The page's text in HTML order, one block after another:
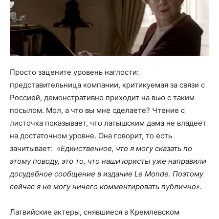
Просто зацените уровень наглости:
представительница компании, критикуемая за связи с
Россией, демонстративно приходит на вью с таким
посылом. Мол, а что вы мне сделаете? Чтение с
листочка показывает, что латышским дама не владеет
на достаточном уровне. Она говорит, то есть
зачитывает: «Единственное, что я могу сказать по
этому поводу, это то, что наши юристы уже направили
досудебное сообщение в издание Le Monde. Поэтому
сейчас я не могу ничего комментировать публично».
Латвийские актеры, снявшиеся в Кремлевском